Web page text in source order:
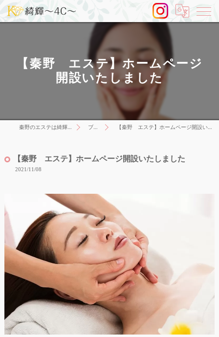
【秦野 エステ】ホームページ
開設いたしました
秦野のエステは綺輝～4C～ ブログ 【秦野 エステ】ホームページ開設いたしました
【秦野 エステ】ホームページ開設いたしました
2021/11/08